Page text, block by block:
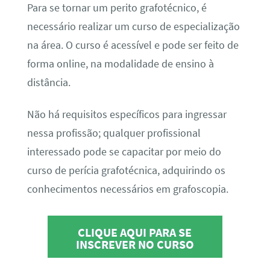
Para se tornar um perito grafotécnico, é
necessário realizar um curso de especialização
na área. O curso é acessível e pode ser feito de
forma online, na modalidade de ensino à
distância.
Não há requisitos específicos para ingressar
nessa profissão; qualquer profissional
interessado pode se capacitar por meio do
curso de perícia grafotécnica, adquirindo os
conhecimentos necessários em grafoscopia.
CLIQUE AQUI PARA SE
INSCREVER NO CURSO